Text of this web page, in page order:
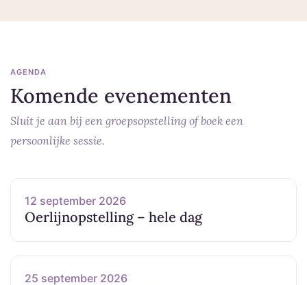
AGENDA
Komende evenementen
Sluit je aan bij een groepsopstelling of boek een
persoonlijke sessie.
12 september 2026
Oerlijnopstelling – hele dag
25 september 2026